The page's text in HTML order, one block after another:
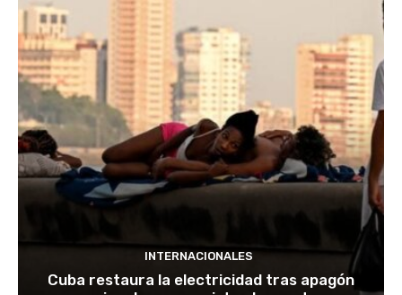
INTERNACIONALES
Cuba restaura la electricidad tras apagón